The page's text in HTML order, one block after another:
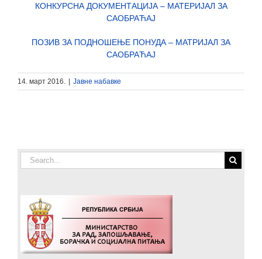
КОНКУРСНА ДОКУМЕНТАЦИЈА – МАТЕРИЈАЛ ЗА
САОБРАЋАЈ
ПОЗИВ ЗА ПОДНОШЕЊЕ ПОНУДА – МАТРИЈАЛ ЗА
САОБРАЋАЈ
14. март 2016. | Јавне набавке
Search
for: